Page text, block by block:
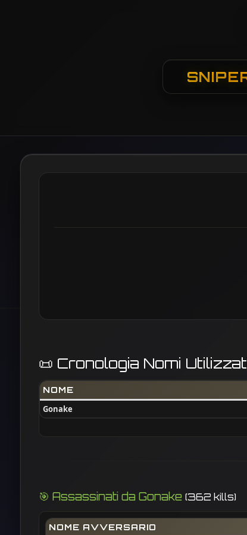
📜 Cronologia Nomi
NOME
Gonake
🎯 Assassinati da Gonake (362 kills)
NOME AVVERSARIO